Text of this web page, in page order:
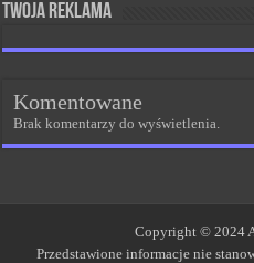
Twoja reklama
Komentowane
Brak komentarzy do wyświetlenia.
Copyright © 2024
Przedstawione informacje nie